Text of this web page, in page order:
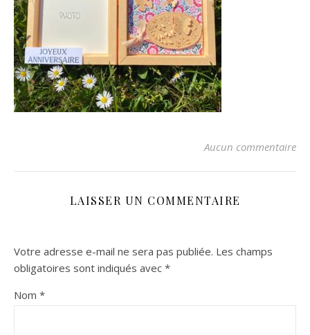
Aucun commentaire
LAISSER UN COMMENTAIRE
Votre adresse e-mail ne sera pas publiée. Les champs
obligatoires sont indiqués avec *
Nom *